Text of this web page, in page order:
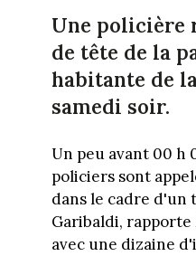
Une policière
de tête de la
habitante de
samedi soir.
Un peu avant 00 h
policiers sont
dans le cadre d'un
Garibaldi, rapporte
avec une dizaine